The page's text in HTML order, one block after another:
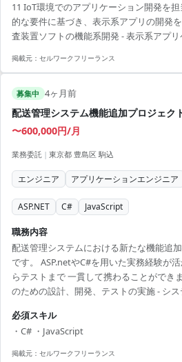
11 IoT環境でのアプリケーション開発を
的な要件に基づき、表示系アプリの開発
査装置ソフトの機能系開発 - 表示系アプ
でリモートワーク可 - 開発から運用まで幅
まるためスピーディな就業が可能
掲載元： セルワークフリーランス
募集中 4ヶ月前
配送管理システム機能追加プロジェク
〜600,000円/月
業務委託 | 東京都 豊島区 駒込
エンジニア アプリケーションエンジニア
ASP.NET C# JavaScript
職務内容
配送管理システムにおける新たな機能追
です。 ASP.netやC#を用いた実務経験が
らテストまで 一貫して携わることができ
のための設計、開発、テストの実施 - シ
かしながらステップアップが可能 - ハイブ
性あり - 長期で安定したプロジェクトに従
チャンスあり - チーム内での継続的なスキ
必須スキル
・C# ・JavaScript
掲載元： セルワークフリーランス